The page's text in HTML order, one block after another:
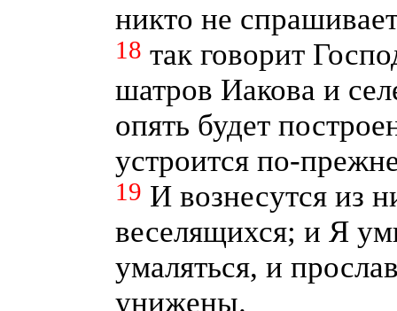
никто не
18 так говорит
шатров Иакова и
опять будет
устроится по-
19 И вознесутся из
веселящихся; и Я
умаляться, и
унижены.